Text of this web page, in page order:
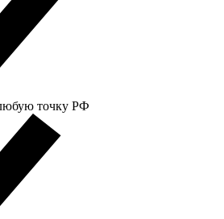
точку РФ